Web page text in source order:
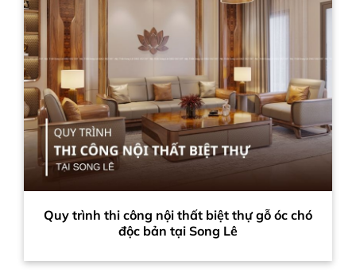
Quy trình thi công nội thất biệt thự gỗ óc chó
độc bản tại Song Lê